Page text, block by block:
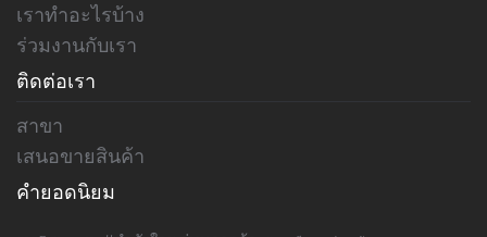
เราทำอะไรบ้าง
ร่วมงานกับเรา
ติดต่อเรา
สาขา
เสนอขายสินค้า
คำยอดนิยม